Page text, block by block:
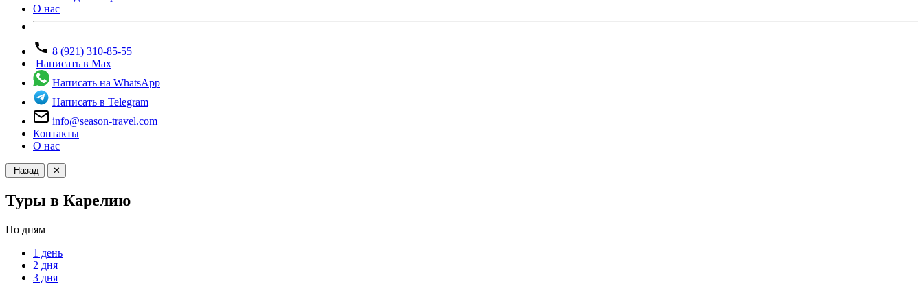
О нас
8 (921) 310-85-55
Написать в Max
Написать на WhatsApp
Написать в Telegram
info@season-travel.com
Контакты
О нас
Назад ✕
Туры в Карелию
По дням
1 день
2 дня
3 дня